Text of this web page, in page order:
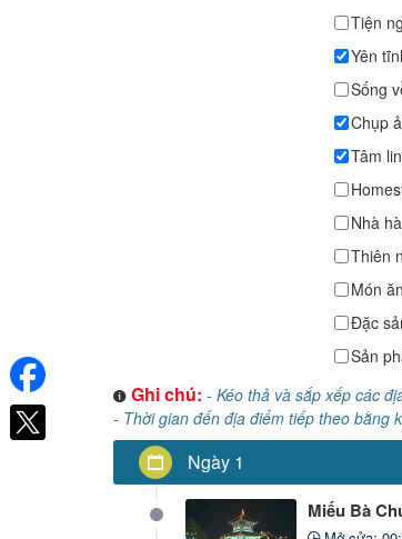
Tiện
Yên
Sống
Chụp
Tâm
Nhà
Thiên
Món
Đặc
Sản
Ghi chú: - Kéo thả và sắp xếp các
- Thời gian đến địa điểm tiếp theo bằng
Ngày 1
Miếu Bà